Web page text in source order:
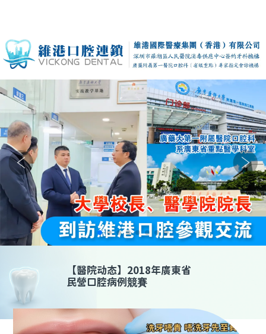
【醫院动态】 2018年廣東省
民營口腔病例競賽